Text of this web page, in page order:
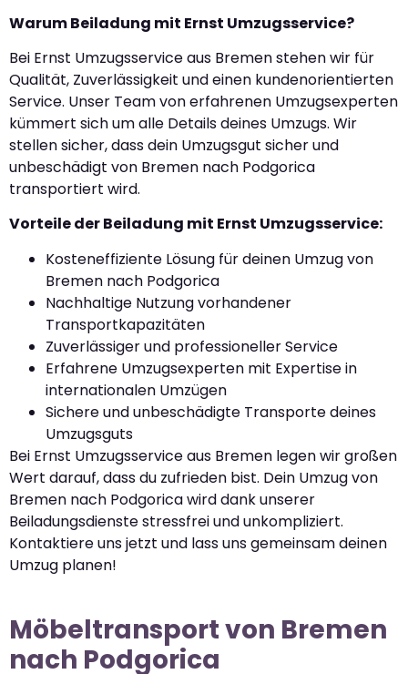
Warum Beiladung mit Ernst Umzugsservice?
Bei Ernst Umzugsservice aus Bremen stehen wir für
Qualität, Zuverlässigkeit und einen kundenorientierten
Service. Unser Team von erfahrenen Umzugsexperten
kümmert sich um alle Details deines Umzugs. Wir
stellen sicher, dass dein Umzugsgut sicher und
unbeschädigt von Bremen nach Podgorica
transportiert wird.
Vorteile der Beiladung mit Ernst Umzugsservice:
Kosteneffiziente Lösung für deinen Umzug von
Bremen nach Podgorica
Nachhaltige Nutzung vorhandener
Transportkapazitäten
Zuverlässiger und professioneller Service
Erfahrene Umzugsexperten mit Expertise in
internationalen Umzügen
Sichere und unbeschädigte Transporte deines
Umzugsguts
Bei Ernst Umzugsservice aus Bremen legen wir großen
Wert darauf, dass du zufrieden bist. Dein Umzug von
Bremen nach Podgorica wird dank unserer
Beiladungsdienste stressfrei und unkompliziert.
Kontaktiere uns jetzt und lass uns gemeinsam deinen
Umzug planen!
Möbeltransport von Bremen
nach Podgorica